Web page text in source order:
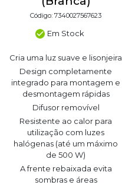
Código: 7340027567623
Em Stock
Cria uma luz suave e lisonjeira
Design completamente
integrado para montagem e
desmontagem rápidas
Difusor removível
Resistente ao calor para
utilização com luzes
halógenas (até um máximo
de 500 W)
A frente rebaixada evita
sombras e áreas